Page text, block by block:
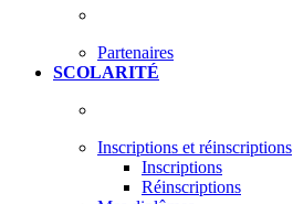
Partenaires
SCOLARITÉ
Inscriptions et réinscriptions
Inscriptions
Réinscriptions